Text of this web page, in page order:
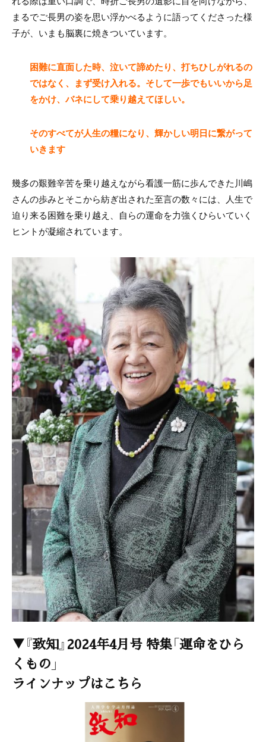
まるでご長男の姿を思い浮かべるように語ってくださった様
子が、いまも脳裏に焼きついています。
困難に直面した時、泣いて諦めたり、打ちひしがれるの
ではなく、まず受け入れる。そして一歩でもいいから足
をかけ、バネにして乗り越えてほしい。
そのすべてが人生の糧になり、輝かしい明日に繋がって
いきます
幾多の艱難辛苦を乗り越えながら看護一筋に歩んできた川嶋
さんの歩みとそこから紡ぎ出された至言の数々には、人生で
迫り来る困難を乗り越え、自らの運命を力強くひらいていく
ヒントが凝縮されています。
▼『致知』2024年4月号 特集「運命をひら
くもの」
ラインナップはこちら